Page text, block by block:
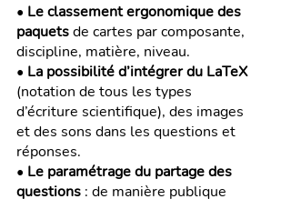
• Le classement ergonomique des
paquets de cartes par composante,
discipline, matière, niveau.
• La possibilité d’intégrer du LaTeX
(notation de tous les types
d’écriture scientifique), des images
et des sons dans les questions et
réponses.
• Le paramétrage du partage des
questions : de manière publique